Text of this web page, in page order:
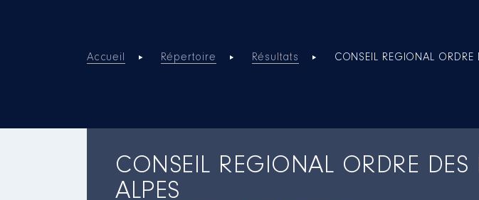
Accueil Répertoire Résultats CONSEIL REGIONAL ORDRE
CONSEIL REGIONAL ORDRE
ALPES